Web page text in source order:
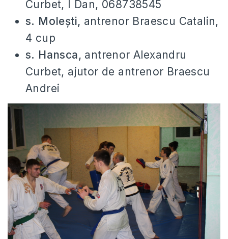
Curbet, I Dan, 068738545
s. Molești, antrenor Braescu Catalin,
4 cup
s. Hansca, antrenor Alexandru
Curbet, ajutor de antrenor Braescu
Andrei